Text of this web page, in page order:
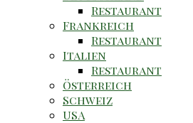
Restaurant
Frankreich
Restaurant
Italien
Restaurant
Österreich
Schweiz
USA